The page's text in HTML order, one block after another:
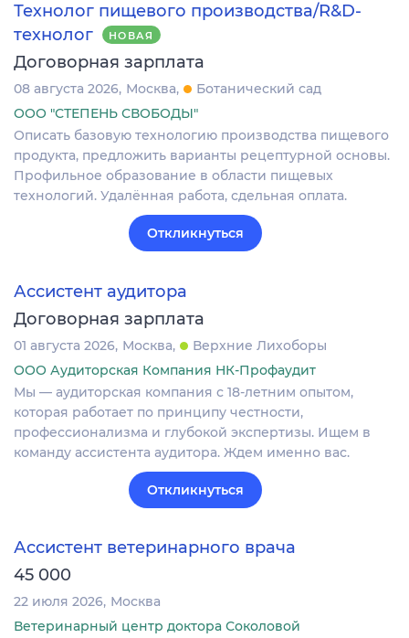
Технолог пищевого производства/R&D-
технолог
НОВАЯ
Договорная зарплата
08 августа 2026 Москва
Ботанический сад
ООО "СТЕПЕНЬ СВОБОДЫ"
Описать базовую технологию производства пищевого
продукта, предложить варианты рецептурной основы.
Профильное образование в области пищевых
технологий. Удалённая работа, сдельная оплата.
Откликнуться
Ассистент аудитора
Договорная зарплата
01 августа 2026 Москва
Верхние Лихоборы
ООО Аудиторская Компания НК-Профаудит
Мы — аудиторская компания с 18-летним опытом,
которая работает по принципу честности,
профессионализма и глубокой экспертизы. Ищем в
команду ассистента аудитора. Ждем именно вас.
Откликнуться
Ассистент ветеринарного врача
45 000
22 июля 2026 Москва
Ветеринарный центр доктора Соколовой